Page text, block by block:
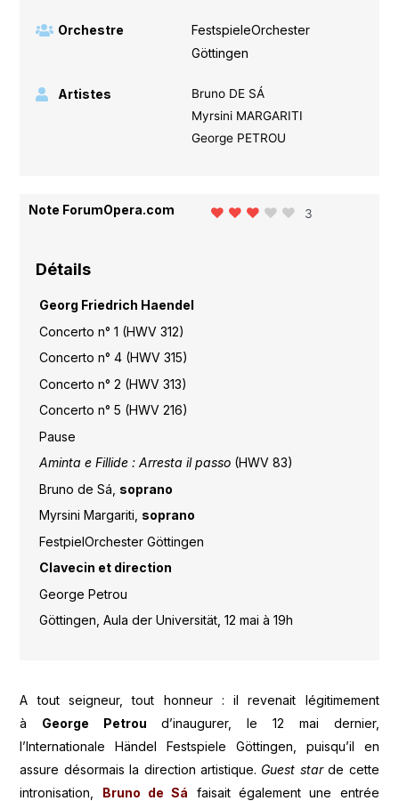
Orchestre
FestspieleOrchester
Göttingen
Artistes
Bruno DE SÁ
Myrsini MARGARITI
George PETROU
Note ForumOpera.com 3
Détails
Georg Friedrich Haendel
Concerto n° 1 (HWV 312)
Concerto n° 4 (HWV 315)
Concerto n° 2 (HWV 313)
Concerto n° 5 (HWV 216)
Pause
Aminta e Fillide : Arresta il passo(HWV 83)
Bruno de Sá, soprano
Myrsini Margariti, soprano
FestpielOrchester Göttingen
Clavecin et direction
George Petrou
Göttingen, Aula der Universität, 12 mai à 19h
A tout seigneur, tout honneur : il revenait légitimement
à George Petroud’inaugurer, le 12 mai dernier,
l’Internationale Händel Festspiele Göttingen, puisqu’il en
assure désormais la direction artistique. Guest starde cette
intronisation, Bruno de Sá faisait également une entrée